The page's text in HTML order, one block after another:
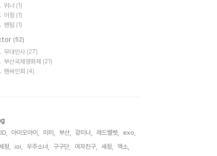
위너 (1)
이정 (1)
팬텀 (1)
(52)
무대인사 (27)
부산국제영화제 (21)
팬싸인회 (4)
아이오아이, 미미, 부산, 강미나, 레드벨벳,
exo,
정,
ioi, 우주소녀, 구구단, 여자친구, 세정,
엑소,